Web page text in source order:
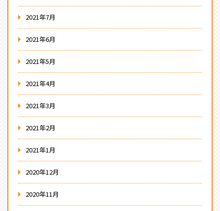
2021年7月
2021年6月
2021年5月
2021年4月
2021年3月
2021年2月
2021年1月
2020年12月
2020年11月